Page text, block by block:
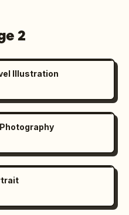
2
Illustration